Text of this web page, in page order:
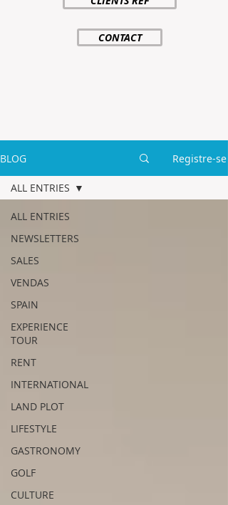
CONTACT
BLOG Registre-se
ALL ENTRIES
NEWSLETTERS
SALES
VENDAS
SPAIN
EXPERIENCE
TOUR
RENT
INTERNATIONAL
LAND PLOT
LIFESTYLE
GASTRONOMY
GOLF
CULTURE
ALL ENTRIES